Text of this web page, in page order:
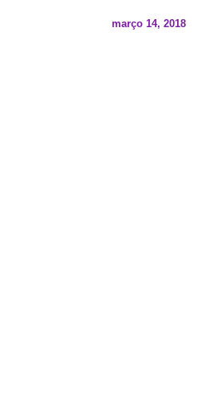
março 14, 2018